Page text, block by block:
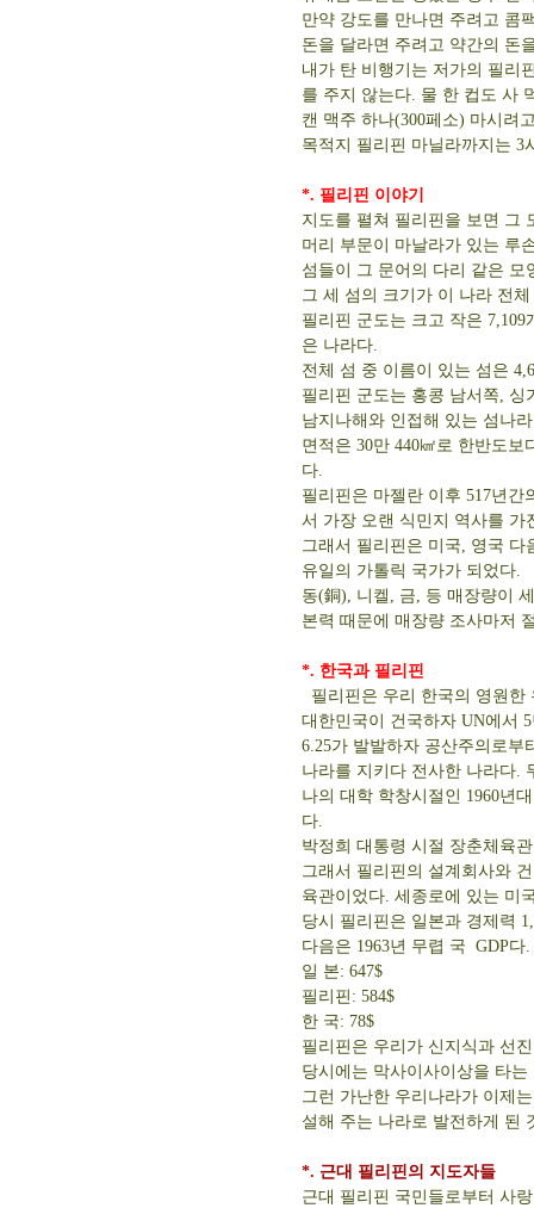
만약 강도를 만나면 주려고 콤
돈을 달라면 주려고 약간의 돈
내가 탄 비행기는 저가의 필리
를 주지 않는다. 물 한 컵도 사
캔 맥주 하나(300페소) 마시려
목적지 필리핀 마닐라까지는 3
*. 필리핀 이야기
지도를 펼쳐 필리핀을 보면 그
머리 부문이 마날라가 있는 루
섬들이 그 문어의 다리 같은 모
그 세 섬의 크기가 이 나라 전
필리핀 군도는 크고 작은
은 나라다.
전체 섬 중 이름이 있는 섬은
필리핀 군도는 홍콩 남서쪽,
남지나해와 인접해 있는 섬나
면적은 30만 440㎢로 한반도
다.
필리핀은 마젤란 이후 517년
서 가장 오랜 식민지 역사를 가
그래서 필리핀은 미국, 영국
유일의 가톨릭 국가가 되었다.
동(銅), 니켈, 금, 등 매장량이
본력 때문에 매장량 조사마저
*. 한국과 필리핀
필리핀은 우리 한국의 영원한
대한민국이 건국하자 UN에서
6.25가 발발하자 공산주의로부
나라를 지키다 전사한 나라다.
나의 대학 학창시절인 1960년
다.
박정희 대통령 시절 장춘체육
그래서 필리핀의 설계회사와
육관이었다. 세종로에 있는 미
당시 필리핀은 일본과 경제력
다음은 1963년 무렵 국 GDP다.
일 본: 647$
필리핀: 584$
한 국: 78$
필리핀은 우리가 신지식과 선
당시에는 막사이사이상을 타
그런 가난한 우리나라가 이제
설해 주는 나라로 발전하게 된
*. 근대 필리핀의 지도자들
근대 필리핀 국민들로부터 사